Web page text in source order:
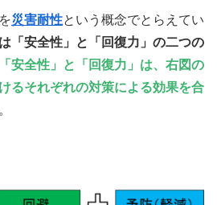
災害耐性という概念でとらえてい
「安全性」と「回復力」の二つの
「安全性」と「回復力」は、右図の
るそれぞれの対策による効果を合